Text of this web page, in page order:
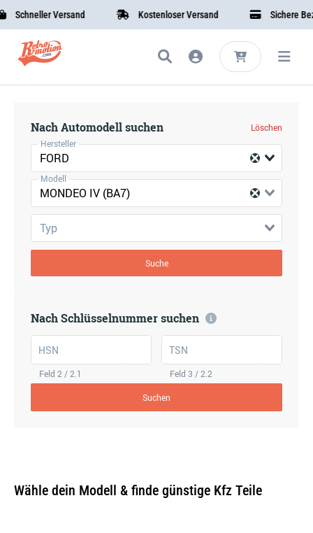
Schneller Versand Kostenloser Versand Sichere
Nach Automodell suchen
Löschen
Hersteller
FORD
Modell
MONDEO IV (BA7)
Typ
Suche
Nach Schlüsselnummer suchen
HSN
Feld 2 / 2.1
TSN
Feld 3 / 2.2
Suchen
Wähle dein Modell & finde günstige Kfz Teile